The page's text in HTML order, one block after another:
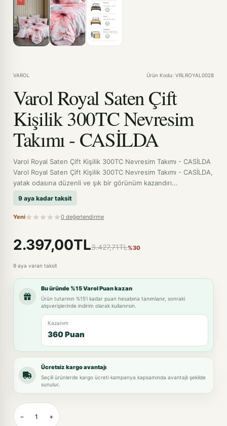
VAROL Ürün Kodu: VRLROYAL0028
Varol Royal Saten Çift
Kişilik 300TC Nevresim
Takımı - CASİLDA
Varol Royal Saten Çift Kişilik 300TC Nevresim Takımı - CASİLDA
Varol Royal Saten Çift Kişilik 300TC Nevresim Takımı - CASİLDA,
yatak odasına düzenli ve şık bir görünüm kazandırı...
9 aya kadar taksit
Yeni 0 değerlendirme
2.397,00TL3.427,71TL%30
9 aya varan taksit
Bu üründe %15 Varol Puan kazan
Ürün tutarının %15'i kadar puan hesabına tanımlanır, sonraki
alışverişlerinde indirim olarak kullanırsın.
Kazanım
360 Puan
Ücretsiz kargo avantajı
Seçili ürünlerde kargo ücreti kampanya kapsamında avantajlı şekilde
sunulur.
− +